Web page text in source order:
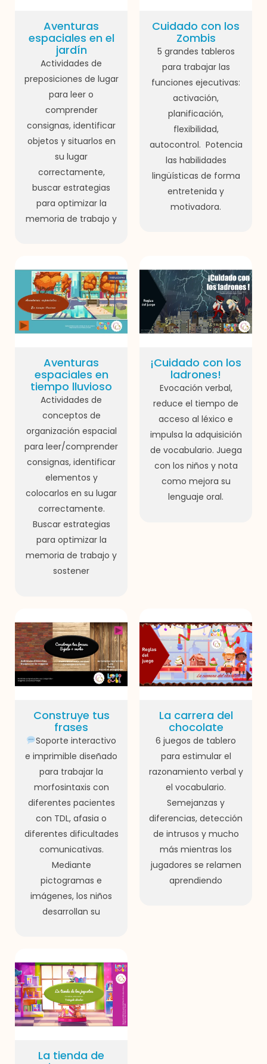
Aventuras
espaciales en el
jardín
Actividades de
preposiciones de lugar
para leer o
comprender
consignas, identificar
objetos y situarlos en
su lugar
correctamente,
buscar estrategias
para optimizar la
memoria de trabajo y
Cuidado con los
Zombis
5 grandes tableros
para trabajar las
funciones ejecutivas:
activación,
planificación,
flexibilidad,
autocontrol. Potencia
las habilidades
lingüísticas de forma
entretenida y
motivadora.
Aventuras
espaciales en
tiempo lluvioso
Actividades de
conceptos de
organización espacial
para leer/comprender
consignas, identificar
elementos y
colocarlos en su lugar
correctamente.
Buscar estrategias
para optimizar la
memoria de trabajo y
sostener
¡Cuidado con los
ladrones!
Evocación verbal,
reduce el tiempo de
acceso al léxico e
impulsa la adquisición
de vocabulario. Juega
con los niños y nota
como mejora su
lenguaje oral.
Construye tus
frases
Soporte interactivo
e imprimible diseñado
para trabajar la
morfosintaxis con
diferentes pacientes
con TDL, afasia o
diferentes dificultades
comunicativas.
Mediante
pictogramas e
imágenes, los niños
desarrollan su
La carrera del
chocolate
6 juegos de tablero
para estimular el
razonamiento verbal y
el vocabulario.
Semejanzas y
diferencias, detección
de intrusos y mucho
más mientras los
jugadores se relamen
aprendiendo
La tienda de